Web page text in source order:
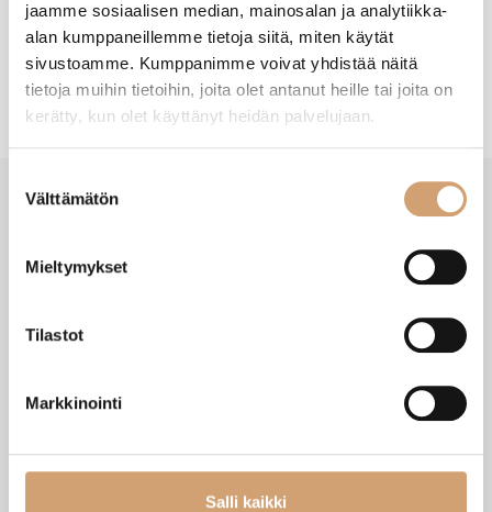
jaamme sosiaalisen median, mainosalan ja analytiikka-
alan kumppaneillemme tietoja siitä, miten käytät
sivustoamme. Kumppanimme voivat yhdistää näitä
tietoja muihin tietoihin, joita olet antanut heille tai joita on
kerätty, kun olet käyttänyt heidän palvelujaan.
valinta
Välttämätön
Mieltymykset
Tilastot
Markkinointi
Salli kaikki